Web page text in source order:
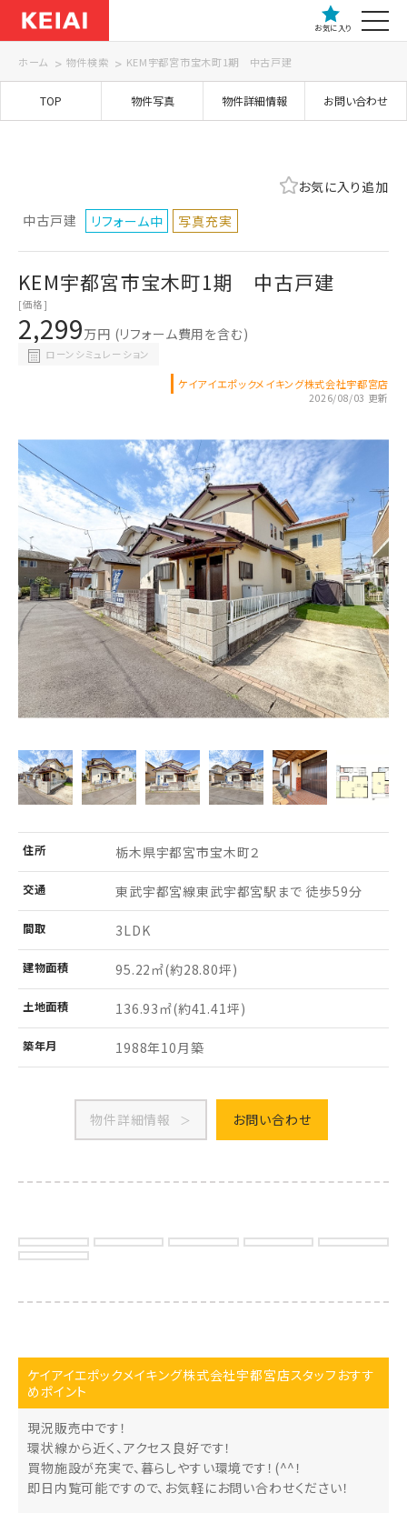
お気に入り
ホーム 物件検索 KEM宇都宮市宝木町1期 中古戸建
TOP 物件写真 物件詳細情報 お問い合わせ
中古戸建 リフォーム中 写真充実
お気に入り追加
KEM宇都宮市宝木町1期 中古戸建
[価格]
2,299万円 (リフォーム費用を含む)
ローンシミュレーション
ケイアイエポックメイキング株式会社宇都宮店
2026/08/03 更新
住所 栃木県宇都宮市宝木町２
交通 東武宇都宮線東武宇都宮駅まで 徒歩59分
間取 3LDK
建物面積 95.22㎡(約28.80坪)
土地面積 136.93㎡(約41.41坪)
築年月 1988年10月築
物件詳細情報 お問い合わせ
ケイアイエポックメイキング株式会社宇都宮店スタッフおすす
めポイント
現況販売中です！
環状線から近く、アクセス良好です！
買物施設が充実で、暮らしやすい環境です！(^^！
即日内覧可能ですので、お気軽にお問い合わせください！